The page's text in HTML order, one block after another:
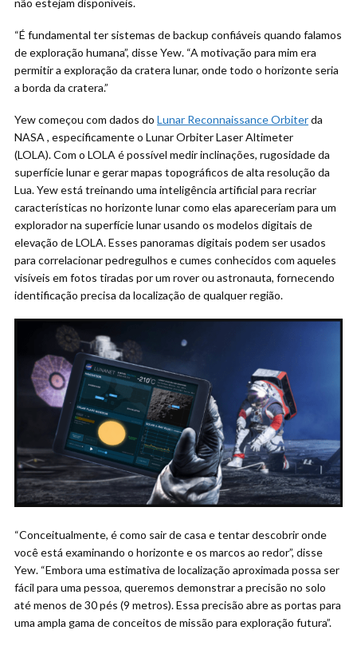
não estejam disponíveis.
“É fundamental ter sistemas de backup confiáveis quando falamos
de exploração humana”, disse Yew. “A motivação para mim era
permitir a exploração da cratera lunar, onde todo o horizonte seria
a borda da cratera.”
Yew começou com dados do Lunar Reconnaissance Orbiterda
NASA , especificamente o Lunar Orbiter Laser Altimeter
(LOLA). Com o LOLA é possível medir inclinações, rugosidade da
superfície lunar e gerar mapas topográficos de alta resolução da
Lua. Yew está treinando uma inteligência artificial para recriar
características no horizonte lunar como elas apareceriam para um
explorador na superfície lunar usando os modelos digitais de
elevação de LOLA. Esses panoramas digitais podem ser usados
para correlacionar pedregulhos e cumes conhecidos com aqueles
visíveis em fotos tiradas por um rover ou astronauta, fornecendo
identificação precisa da localização de qualquer região.
“Conceitualmente, é como sair de casa e tentar descobrir onde
você está examinando o horizonte e os marcos ao redor”, disse
Yew. “Embora uma estimativa de localização aproximada possa ser
fácil para uma pessoa, queremos demonstrar a precisão no solo
até menos de 30 pés (9 metros). Essa precisão abre as portas para
uma ampla gama de conceitos de missão para exploração futura”.